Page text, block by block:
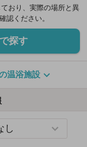
おり、実際の場所と異
認ください。
探す
温浴施設